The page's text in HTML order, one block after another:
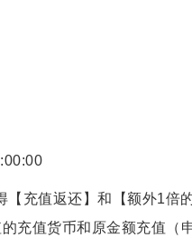
充值返还】和【额外1倍
充值货币和原金额充值（